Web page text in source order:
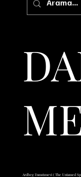
Ardbeg Damıtımevi ( The Untamed